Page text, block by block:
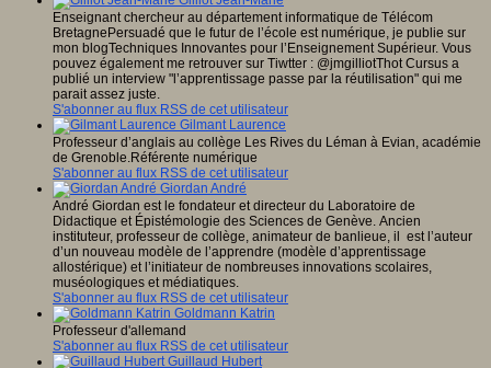
Enseignant chercheur au département informatique de Télécom
BretagnePersuadé que le futur de l’école est numérique, je publie sur
mon blogTechniques Innovantes pour l’Enseignement Supérieur. Vous
pouvez également me retrouver sur Tiwtter : @jmgilliotThot Cursus a
publié un interview "l’apprentissage passe par la réutilisation" qui me
parait assez juste.
S'abonner au flux RSS de cet utilisateur
Gilmant Laurence
Professeur d’anglais au collège Les Rives du Léman à Evian, académie
de Grenoble.Référente numérique
S'abonner au flux RSS de cet utilisateur
Giordan André
André Giordan est le fondateur et directeur du Laboratoire de
Didactique et Épistémologie des Sciences de Genève. Ancien
instituteur, professeur de collège, animateur de banlieue, il est l’auteur
d’un nouveau modèle de l’apprendre (modèle d’apprentissage
allostérique) et l’initiateur de nombreuses innovations scolaires,
muséologiques et médiatiques.
S'abonner au flux RSS de cet utilisateur
Goldmann Katrin
Professeur d'allemand
S'abonner au flux RSS de cet utilisateur
Guillaud Hubert